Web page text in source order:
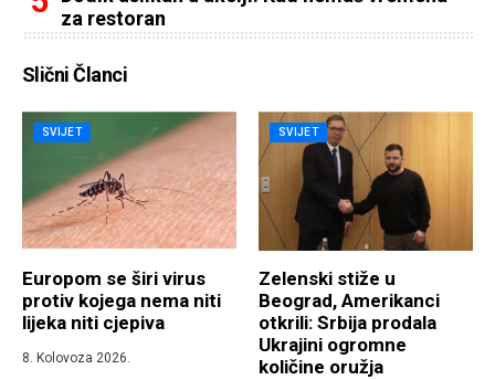
za restoran
Slični Članci
SVIJET
Europom se širi virus
protiv kojega nema niti
lijeka niti cjepiva
8. Kolovoza 2026.
SVIJET
Zelenski stiže u
Beograd, Amerikanci
otkrili: Srbija prodala
Ukrajini ogromne
količine oružja